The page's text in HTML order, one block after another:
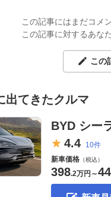
この記事にはまだコメ
この記事に対するあな
この
出てきたクルマ
BYD シー
4.4
10件
新車価格 （税込）
398.2万円 ～